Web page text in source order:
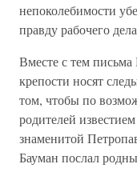
непоколебимости
правду рабочего
Вместе с тем письма
крепости носят
том, чтобы по
родителей
знаменитой
Бауман послал